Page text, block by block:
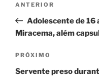
Post
Post
anterior
ANTERIOR
Adolescente de 16
Miracema, além
Próximo
post
PRÓXIMO
Servente preso